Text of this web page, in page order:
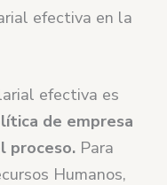
efectiva en la
efectiva es
de empresa
proceso. Para
Humanos,